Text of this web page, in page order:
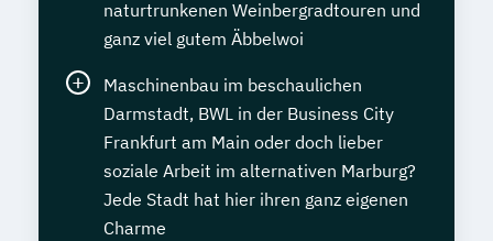
naturtrunkenen Weinbergradtouren und
ganz viel gutem Äbbelwoi
Maschinenbau im beschaulichen
Darmstadt, BWL in der Business City
Frankfurt am Main oder doch lieber
soziale Arbeit im alternativen Marburg?
Jede Stadt hat hier ihren ganz eigenen
Charme